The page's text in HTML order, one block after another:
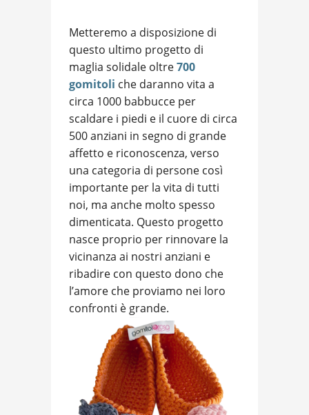
Metteremo a disposizione di
questo ultimo progetto di
maglia solidale oltre700
gomitoli che daranno vita a
circa 1000 babbucce per
scaldare i piedi e il cuore di circa
500 anziani in segno di grande
affetto e riconoscenza, verso
una categoria di persone così
importante per la vita di tutti
noi, ma anche molto spesso
dimenticata. Questo progetto
nasce proprio per rinnovare la
vicinanza ai nostri anziani e
ribadire con questo dono che
l’amore che proviamo nei loro
confronti è grande.